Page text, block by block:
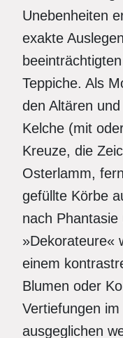
Unebenheiten
exakte
Teppiche. Als
den Altären
Kelche (mit
Kreuze, die
Osterlamm,
gefüllte Körbe
nach
»Dekorateure«
einem
Blumen oder
Vertiefungen
ausgeglichen